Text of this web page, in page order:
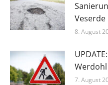
Veserde
8. August
7. August